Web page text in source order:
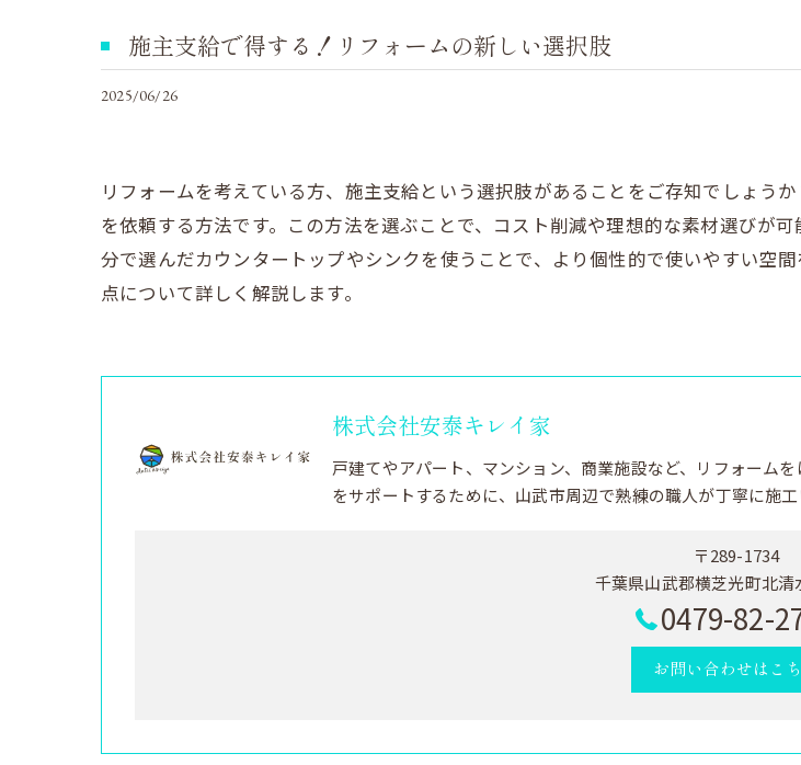
施主支給で得する！リフォームの新しい選択肢
2025/06/26
リフォームを考えている方、施主支給という選択肢があることをご存知でしょう
を依頼する方法です。この方法を選ぶことで、コスト削減や理想的な素材選びが
分で選んだカウンタートップやシンクを使うことで、より個性的で使いやすい空
点について詳しく解説します。
株式会社安泰キレイ家
戸建てやアパート、マンション、商業施設など、リフォーム
をサポートするために、山武市周辺で熟練の職人が丁寧に施工
〒289-1734
千葉県山武郡横芝光町北清
0479-82-
お問い合わせはこ